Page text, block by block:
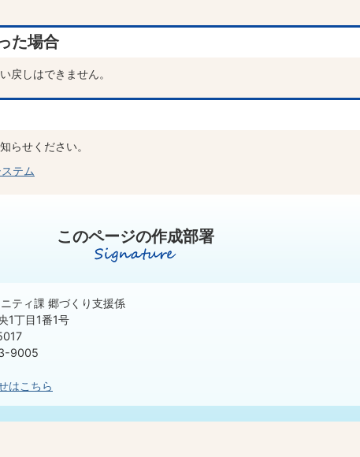
た場合
戻しはできません。
らせください。
テム
このページの作成部署
ティ課 郷づくり支援係
1丁目1番1号
9005​​​​​​​
はこちら